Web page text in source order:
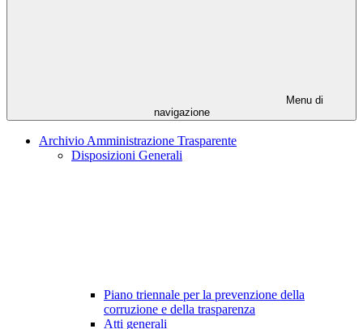
Menu di
navigazione
Archivio Amministrazione Trasparente
Disposizioni Generali
Piano triennale per la prevenzione della
corruzione e della trasparenza
Atti generali